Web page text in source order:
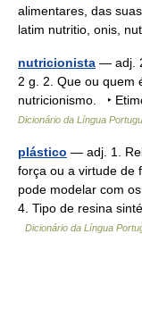
alimentares, das
latim nutritio, onis,
nutricionista — adj.
2 g. 2. Que ou quem
nutricionismo. ‣
Dicionário da Língua
plástico — adj. 1.
força ou a virtude de
pode modelar com
4. Tipo de resina
Dicionário da Língua